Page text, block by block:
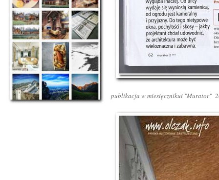
publikacja w miesięcznikui "Murator"